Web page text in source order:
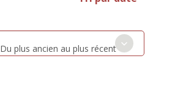
Du plus ancien au plus récent